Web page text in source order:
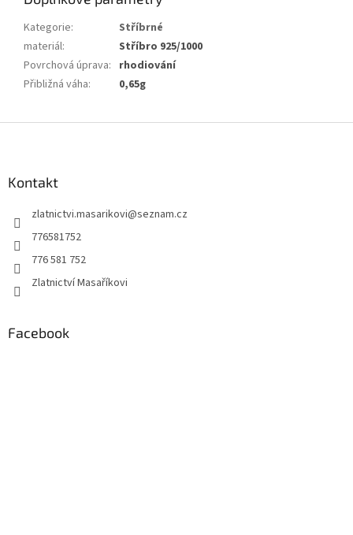
Kategorie:
Stříbrné
materiál:
Stříbro 925/1000
Povrchová úprava: rhodiování
Přibližná váha: 0,65g
Kontakt
zlatnictvi.masarikovi@seznam.cz
776581752
776 581 752
Zlatnictví Masaříkovi
Facebook